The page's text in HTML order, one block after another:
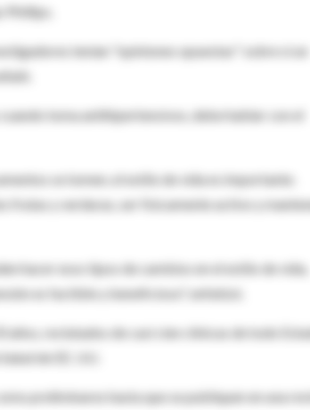
tenían "opiniones opuestas" sobre si un
toma antihipertensivos, debe hablar con el
se tomen, el estilo de vida es importante.
frutas y verduras, ser físicamente activo y
hacer esos tipos de cambios en el estilo de vida,
es factible y beneficioso", enfatizó.
años, reclutados de casi cien clínicas de todo
de EE. UU.
preliminares hasta que se publiquen en una